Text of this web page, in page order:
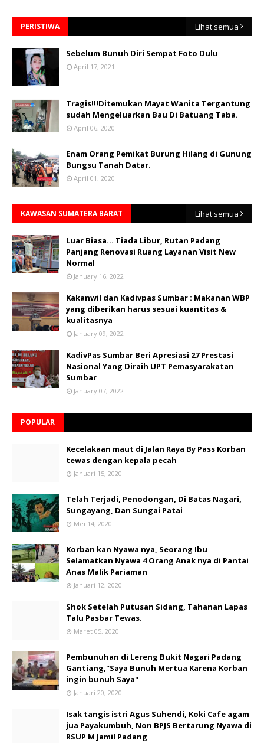
PERISTIWA Lihat semua
Sebelum Bunuh Diri Sempat Foto Dulu
April 17, 2021
Tragis!!!Ditemukan Mayat Wanita Tergantung
sudah Mengeluarkan Bau Di Batuang Taba.
April 06, 2020
Enam Orang Pemikat Burung Hilang di Gunung
Bungsu Tanah Datar.
April 01, 2020
KAWASAN SUMATERA BARAT Lihat semua
Luar Biasa... Tiada Libur, Rutan Padang
Panjang Renovasi Ruang Layanan Visit New
Normal
January 16, 2022
Kakanwil dan Kadivpas Sumbar : Makanan WBP
yang diberikan harus sesuai kuantitas &
kualitasnya
January 09, 2022
KadivPas Sumbar Beri Apresiasi 27 Prestasi
Nasional Yang Diraih UPT Pemasyarakatan
Sumbar
January 07, 2022
POPULAR
Kecelakaan maut di Jalan Raya By Pass Korban
tewas dengan kepala pecah
Januari 15, 2020
Telah Terjadi, Penodongan, Di Batas Nagari,
Sungayang, Dan Sungai Patai
Mei 14, 2020
Korban kan Nyawa nya, Seorang Ibu
Selamatkan Nyawa 4 Orang Anak nya di Pantai
Anas Malik Pariaman
Januari 12, 2020
Shok Setelah Putusan Sidang, Tahanan Lapas
Talu Pasbar Tewas.
Maret 05, 2020
Pembunuhan di Lereng Bukit Nagari Padang
Gantiang,"Saya Bunuh Mertua Karena Korban
ingin bunuh Saya"
Januari 20, 2020
Isak tangis istri Agus Suhendi, Koki Cafe agam
jua Payakumbuh, Non BPJS Bertarung Nyawa di
RSUP M Jamil Padang